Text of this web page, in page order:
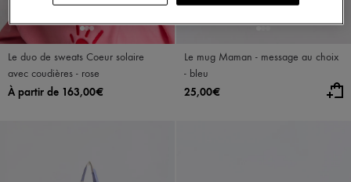
Le duo de sweats Coeur solaire
avec coudières - rose
À partir de 163,00€
Le mug Maman - message au choix
- bleu
25,00€